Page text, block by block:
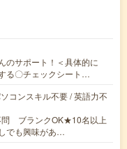
のサポート！＜具体的に
る〇チェックシート…
コンスキル不要 / 英語力不
問 ブランクOK★10名以上
でも興味があ…